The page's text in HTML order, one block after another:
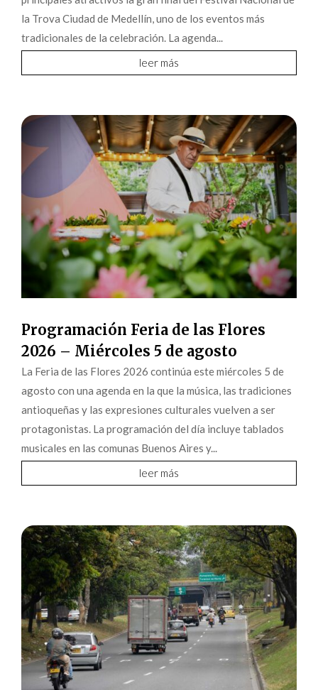
la Trova Ciudad de Medellín, uno de los eventos más
tradicionales de la celebración. La agenda...
leer más
Programación Feria de las Flores
2026 – Miércoles 5 de agosto
La Feria de las Flores 2026 continúa este miércoles 5 de
agosto con una agenda en la que la música, las tradiciones
antioqueñas y las expresiones culturales vuelven a ser
protagonistas. La programación del día incluye tablados
musicales en las comunas Buenos Aires y...
leer más